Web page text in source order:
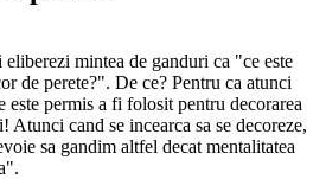
mintea de ganduri ca "ce este
de perete?". De ce? Pentru ca atunci
este permis a fi folosit pentru decorarea
Atunci cand se incearca sa se decoreze,
sa gandim altfel decat mentalitatea